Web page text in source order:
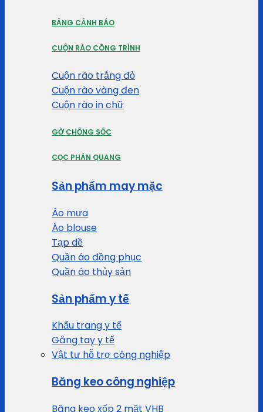
BẢNG CẢNH BÁO
CUỘN RÀO CÔNG TRÌNH
Cuộn rào trắng đỏ
Cuộn rào vàng đen
Cuộn rào in chữ
GỜ CHỐNG SỐC
CỌC PHẢN QUANG
Sản phẩm may mặc
Áo mưa
Áo blouse
Tạp dề
Quần áo đồng phục
Quần áo thủy sản
Sản phẩm y tế
Khẩu trang y tế
Găng tay y tế
Vật tư hỗ trợ công nghiệp
Băng keo công nghiệp
Băng keo xốp 2 mặt VHB